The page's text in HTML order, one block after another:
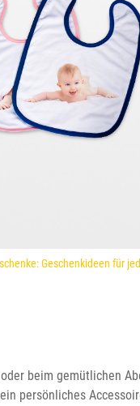
Geschenkideen für
beim gemütlichen
persönliches